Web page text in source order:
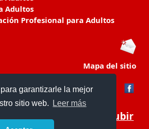
garantizarle la mejor
sitio web.
Leer más
Adultos
Profesional para Adultos
Mapa del sitio
Subir